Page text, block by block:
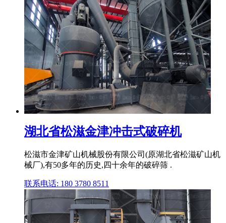
湖北省松滋金津冲击式破碎机
松滋市金津矿山机械股份有限公司(原湖北省松滋矿山机
械厂),有50多年的历史,四十余年的破碎筛 .
联系电话: 180 3780 8511